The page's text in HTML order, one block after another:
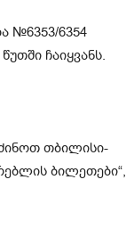
№6353/6354
ჩაიყვანს.
თბილისი-
ბილეთები“,